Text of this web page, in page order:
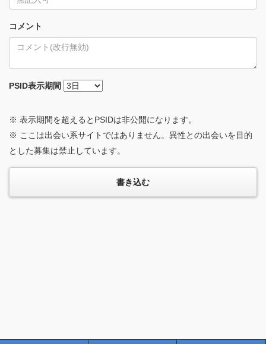
コメント
PSID表示期間
※ 表示期間を超えるとPSIDは非公開になります。
※ ここは出会い系サイトではありません。異性との出会いを目的
とした募集は禁止しています。